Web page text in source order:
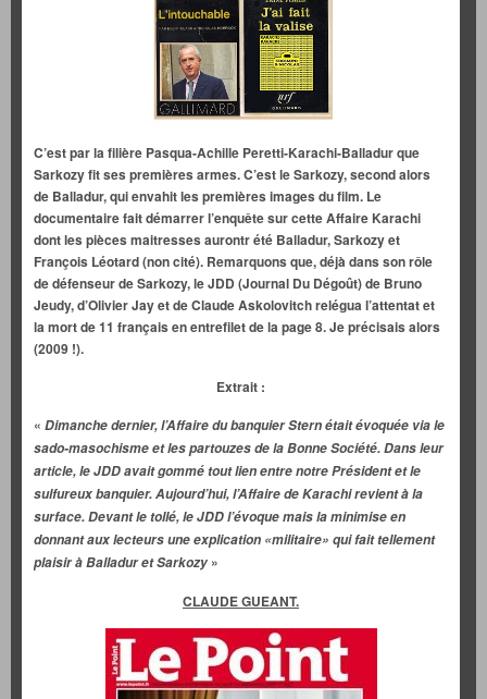
C’est par la filière Pasqua-Achille Peretti-Karachi-Balladur que
Sarkozy fit ses premières armes. C’est le Sarkozy, second alors
de Balladur, qui envahit les premières images du film. Le
documentaire fait démarrer l’enquête sur cette Affaire Karachi
dont les pièces maitresses aurontr été Balladur, Sarkozy et
François Léotard (non cité). Remarquons que, déjà dans son rôle
de défenseur de Sarkozy, le JDD (Journal Du Dégoût) de Bruno
Jeudy, d’Olivier Jay et de Claude Askolovitch relégua l’attentat et
la mort de 11 français en entrefilet de la page 8. Je précisais alors
(2009 !).
Extrait :
« Dimanche dernier, l’Affaire du banquier Stern était évoquée via le
sado-masochisme et les partouzes de la Bonne Société. Dans leur
article, le JDD avait gommé tout lien entre notre Président et le
sulfureux banquier. Aujourd’hui, l’Affaire de Karachi revient à la
surface. Devant le tollé, le JDD l’évoque mais la minimise en
donnant aux lecteurs une explication «militaire» qui fait tellement
plaisir à Balladur et Sarkozy »
CLAUDE GUEANT.